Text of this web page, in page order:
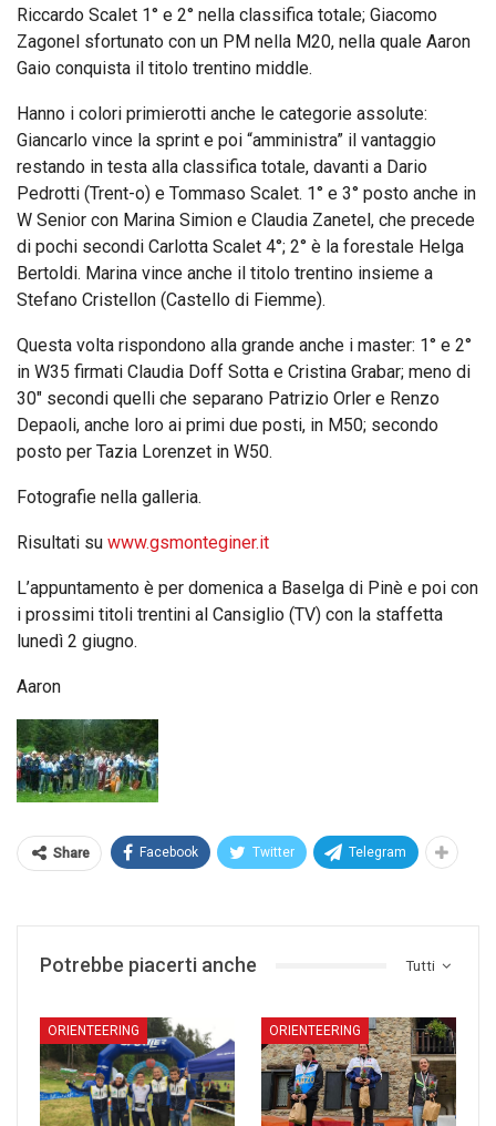
Riccardo Scalet 1° e 2° nella classifica totale; Giacomo
Zagonel sfortunato con un PM nella M20, nella quale Aaron
Gaio conquista il titolo trentino middle.
Hanno i colori primierotti anche le categorie assolute:
Giancarlo vince la sprint e poi “amministra” il vantaggio
restando in testa alla classifica totale, davanti a Dario
Pedrotti (Trent-o) e Tommaso Scalet. 1° e 3° posto anche in
W Senior con Marina Simion e Claudia Zanetel, che precede
di pochi secondi Carlotta Scalet 4°; 2° è la forestale Helga
Bertoldi. Marina vince anche il titolo trentino insieme a
Stefano Cristellon (Castello di Fiemme).
Questa volta rispondono alla grande anche i master: 1° e 2°
in W35 firmati Claudia Doff Sotta e Cristina Grabar; meno di
30″ secondi quelli che separano Patrizio Orler e Renzo
Depaoli, anche loro ai primi due posti, in M50; secondo
posto per Tazia Lorenzet in W50.
Fotografie nella galleria.
Risultati su www.gsmonteginer.it
L’appuntamento è per domenica a Baselga di Pinè e poi con
i prossimi titoli trentini al Cansiglio (TV) con la staffetta
lunedì 2 giugno.
Aaron
Share Facebook Twitter Telegram
Tutti
Potrebbe piacerti anche
ORIENTEERING ORIENTEERING